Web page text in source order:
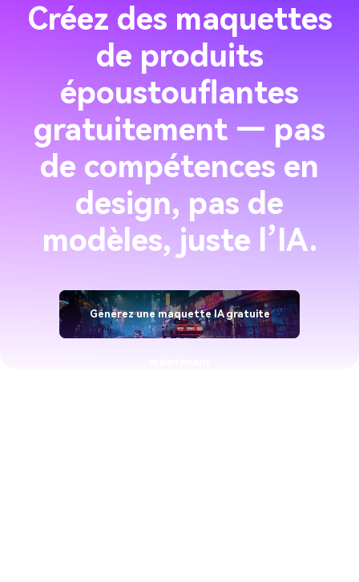
Créez des maquettes
de produits
époustouflantes
gratuitement — pas
de compétences en
design, pas de
modèles, juste l’IA.
Générez une maquette IA gratuite